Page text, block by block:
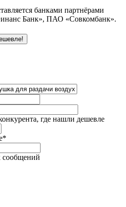
банками партнёрами
Банк», ПАО «Совкомбанк».
где нашли дешевле
*
сообщений